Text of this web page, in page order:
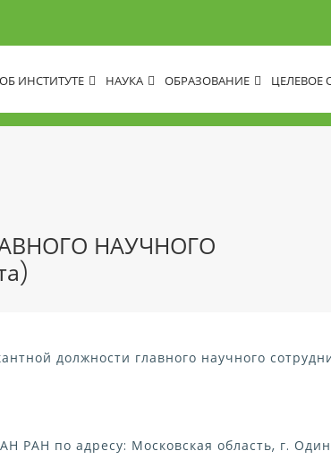
ОБ ИНСТИТУТЕ НАУКА ОБРАЗОВАНИЕ ЦЕЛЕВОЕ
НАУЧНОГО
должности главного научного
РАН по адресу: Московская область, г.